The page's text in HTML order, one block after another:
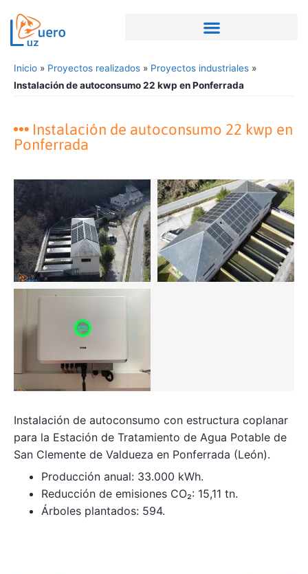
Inicio » Proyectos realizados » Proyectos industriales »
Instalación de autoconsumo 22 kwp en Ponferrada
Instalación de autoconsumo 22 kwp en
Ponferrada
Instalación de autoconsumo con estructura coplanar
para la Estación de Tratamiento de Agua Potable de
San Clemente de Valdueza en Ponferrada (León).
Producción anual: 33.000 kWh.
Reducción de emisiones CO₂: 15,11 tn.
Árboles plantados: 594.